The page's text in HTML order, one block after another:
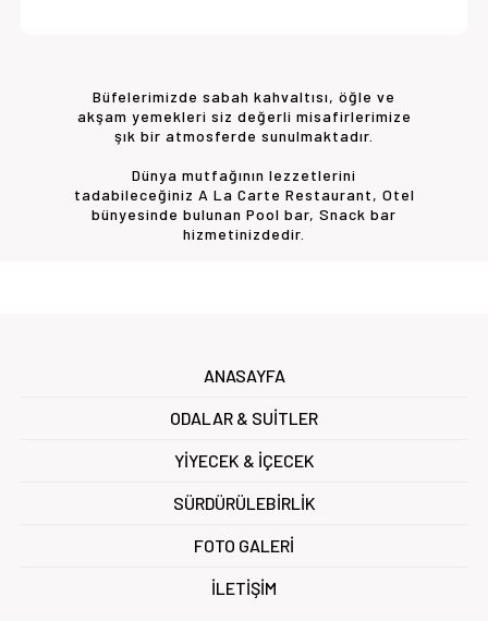
Büfelerimizde sabah kahvaltısı, öğle ve
akşam yemekleri siz değerli misafirlerimize
şık bir atmosferde sunulmaktadır.
Dünya mutfağının lezzetlerini
tadabileceğiniz A La Carte Restaurant, Otel
bünyesinde bulunan Pool bar, Snack bar
hizmetinizdedir.
ANASAYFA
ODALAR & SUİTLER
YİYECEK & İÇECEK
SÜRDÜRÜLEBİRLİK
FOTO GALERİ
İLETİŞİM